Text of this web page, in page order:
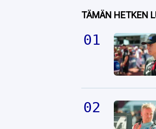
TÄMÄN HETKEN